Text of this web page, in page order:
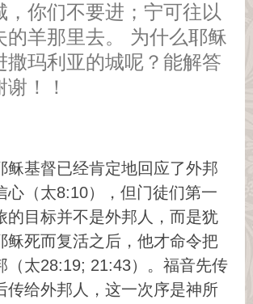
，你们不要进；宁可往以
的羊那里去。 为什么耶稣
撒玛利亚的城呢？能解答
！！
稣基督已经肯定地回应了外邦
心（太8:10），但门徒们第一
的目标并不是外邦人，而是犹
稣死而复活之后，他才命令把
（太28:19; 21:43）。福音先传
传给外邦人，这一次序是神所